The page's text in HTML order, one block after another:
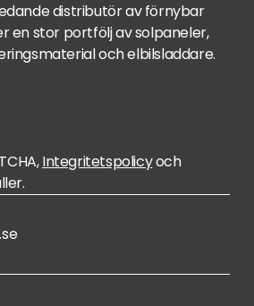
distributör av förnybar
en stor portfölj av solpaneler,
och elbilsladdare.
Integritetspolicyoch